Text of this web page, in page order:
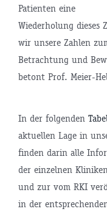
Patienten eine
Wiederholung dieses
wir unsere Zahlen
Betrachtung und
betont Prof. Meier-
In der folgenden
aktuellen Lage in
finden darin alle
der einzelnen
und zur vom RKI
in der